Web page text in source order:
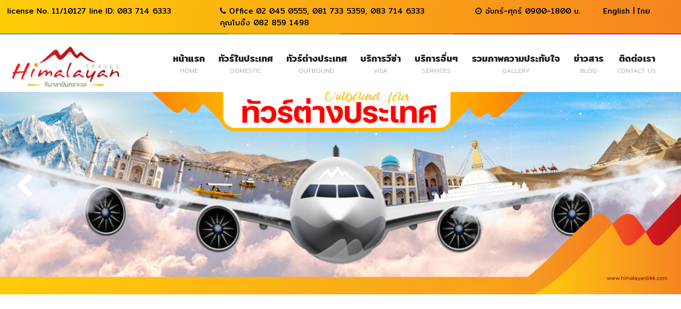
license No. 11/10127 line ID: 083 714 6333
Office 02 045 0555, 081 733 5359, 083 714 6333
คุณโบอิ้ง 082 859 1498
จันทร์-ศุกร์ 0900-1800 น. English | ไทย
หน้าแรก
HOME
ทัวร์ในประเทศ
DOMESTIC
ทัวร์ต่างประเทศ
OUTBOUND
บริการวีซ่า
VISA
บริการอื่นๆ
SERVICES
รวมภาพความประทับใจ
GALLERY
ข่าวสาร
BLOG
ติดต่อเรา
CONTACT US